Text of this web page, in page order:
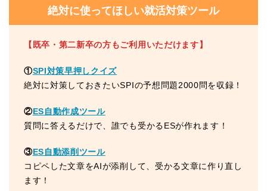
絶対に使ってほしい就活対策ツール
【既卒・第二新卒の方もご利用いただけます】
①SPI対策早押しクイズ
絶対に対策しておきたいSPIの予想問題2000問を収録！
②ES自動作成ツール
質問に答えるだけで、誰でも受かるESが作れます！
③ES自動添削ツール
コピペした文章をAIが添削して、受かる文章に作り直し
ます！